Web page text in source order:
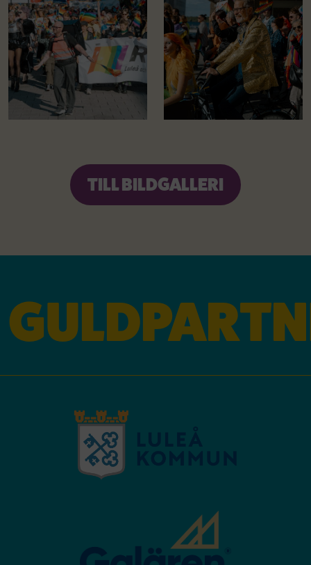
TILL BILDGALLERI